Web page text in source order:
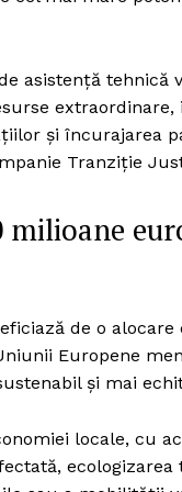
asistență
și încurajarea
Tranziție
milioane
de o
Europene
și mai
locale, cu